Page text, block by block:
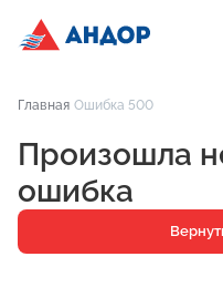
Проекты
Квартиры
Паркинг
Кладовые
Главная Ошибка 500
Произошла
ошибка